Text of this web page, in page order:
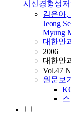
시신경형성
김은아,
Jeong
Myung
대한안
2006
대한안
Vol.47
원문보